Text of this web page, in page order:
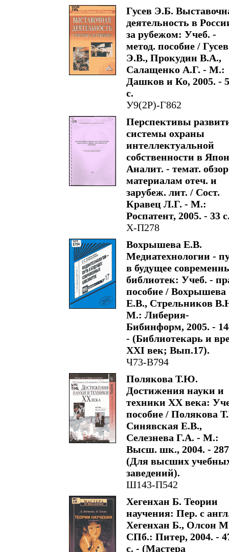
Гусев Э.Б.
деятельность в
за рубежом: Учеб. -
метод. пособие / Гусев
Э.В., Прокудин В.А.,
Салащенко А.Г. - М.:
Дашков и Ко, 2005. -
с.
У9(2Р)-Г862
Перспективы
системы охраны
интеллектуальной
собственности в
Аналит. - темат.
материалам отеч. и
зарубеж. лит. / Сост.
Кравец Л.Г. - М.:
Роспатент, 2005. - 33
Х-П278
Вохрышева Е.В.
Медиатехнологии -
в будущее
библиотек: Учеб. -
пособие / Вохрышева
Е.В., Стрельников
М.: Либерия-
Бибинформ, 2005. -
- (Библиотекарь и
XXI век; Вып.17).
Ч73-В794
Полякова Т.Ю.
Достижения науки и
техники XX века:
пособие / Полякова
Синявская Е.В.,
Селезнева Г.А. - М.:
Высш. шк., 2004. -
(Для высших
заведений).
Ш143-П542
Хегенхан Б. Теории
научения: Пер. с
Хегенхан Б., Олсон
СПб.: Питер, 2004. -
с. - (Мастера